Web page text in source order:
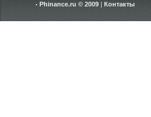
Phinance.ru © 2009 | Контакты